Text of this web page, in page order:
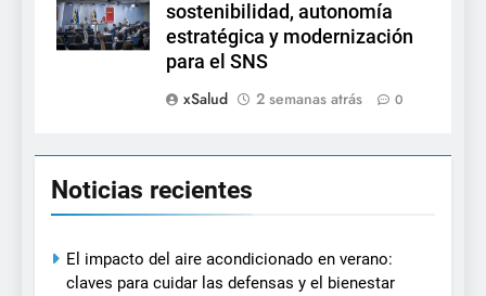
sostenibilidad, autonomía
estratégica y modernización
para el SNS
xSalud
2 semanas atrás 0
Noticias recientes
El impacto del aire acondicionado en verano:
claves para cuidar las defensas y el bienestar